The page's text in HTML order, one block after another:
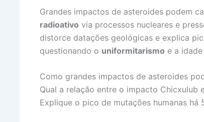
Grandes impactos de asteroides podem
radioativo via processos nucleares e
distorce datações geológicas e explica
questionando o uniformitarismo e a
Como grandes impactos de asteroides
Qual a relação entre o impacto Chicxulub
Explique o pico de mutações humanas há